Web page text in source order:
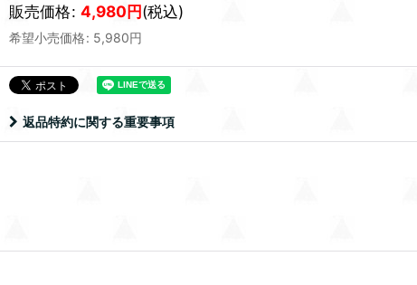
販売価格: 4,980円(税込)
希望小売価格: 5,980円
返品特約に関する重要事項